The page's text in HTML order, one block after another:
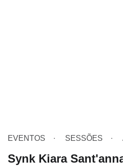
EVENTOS SESSÕES
Synk Kiara